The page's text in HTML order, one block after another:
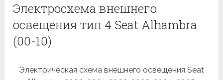
Электросхема внешнего
освещения тип 4 Seat Alhambra
(00-10)
Электрическая схема внешнего освещения Seat